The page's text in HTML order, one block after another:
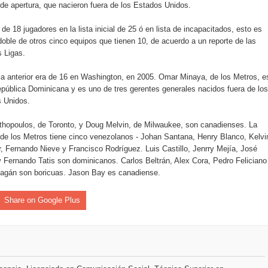
como vicepresidenta ejecutiva de Fiduciaria Reservas
de Oficina Regional Este en La Romana
para emprendedoras en la segunda edición del Summit
artística con nuevo álbum, renovación de su equipo y
se unen al regreso de Pavel Núñez y su “Bipolarband” a Hard
Banreservas seguirá impulsando la seguridad alimentaria
Santiago el segundo Foro del Ahorro y la Inversión
apertura, que nacieron fuera de los Estados Unidos.
de 18 jugadores en la lista inicial de 25 ó en lista de incapacitados, esto es
de otros cinco equipos que tienen 10, de acuerdo a un reporte de las
Ligas.
anterior era de 16 en Washington, en 2005. Omar Minaya, de los Metros,
Dominicana y es uno de tres gerentes generales nacidos fuera de los
Unidos.
de Toronto, y Doug Melvin, de Milwaukee, son canadienses. La
los Metros tiene cinco venezolanos - Johan Santana, Henry Blanco,
Fernando Nieve y Francisco Rodríguez. Luis Castillo, Jenrry Mejía, José
Fernando Tatis son dominicanos. Carlos Beltrán, Alex Cora, Pedro
son boricuas. Jason Bay es canadiense.
Share on Google Plus